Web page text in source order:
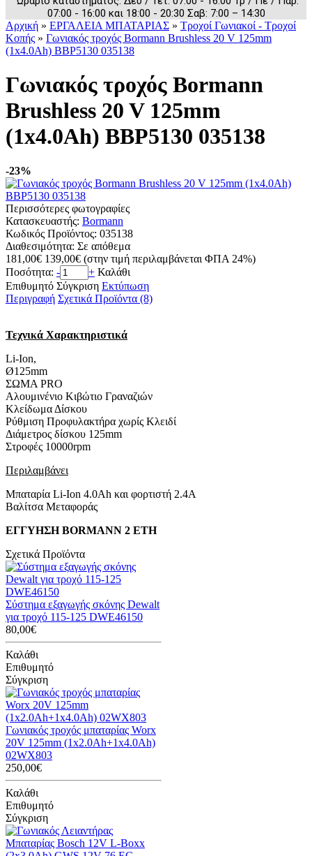
07:00 - 16:00 και 18:00 - 20:30 Σαβ: 7:00 – 14:30
Αρχική » ΕΡΓΑΛΕΙΑ ΜΠΑΤΑΡΙΑΣ » Τροχοί Γωνιακοί - Τροχοί
Κοπής » Γωνιακός τροχός Bormann Brushless 20 V 125mm
(1x4.0Ah) BBP5130 035138
Γωνιακός τροχός Bormann
Brushless 20 V 125mm
(1x4.0Ah) BBP5130 035138
-23%
Περισσότερες φωτογραφίες
Κατασκευαστής: Bormann
Κωδικός Προϊόντος: 035138
Διαθεσιμότητα: Σε απόθεμα
181,00€ 139,00€ (στην τιμή περιλαμβάνεται ΦΠΑ 24%)
Ποσότητα: - + Καλάθι
Επιθυμητό Σύγκριση Εκτύπωση
Περιγραφή Σχετικά Προϊόντα (8)
Τεχνικά Χαρακτηριστικά
Li-Ion,
Ø125mm
ΣΩΜΑ PRO
Αλουμινένιο Κιβώτιο Γραναζιών
Κλείδωμα Δίσκου
Ρύθμιση Προφυλακτήρα χωρίς Κλειδί
Διάμετρος δίσκου 125mm
Στροφές 10000rpm
Περιλαμβάνει
Μπαταρία Li-Ion 4.0Αh και φορτιστή 2.4Α
Βαλίτσα Μεταφοράς
ΕΓΓΥΗΣΗ BORMANN 2 ΕΤΗ
Σχετικά Προϊόντα
Σύστημα εξαγωγής σκόνης Dewalt
για τροχό 115-125 DWE46150
80,00€
Καλάθι
Επιθυμητό
Σύγκριση
Γωνιακός τροχός μπαταρίας Worx
20V 125mm (1x2.0Ah+1x4.0Ah)
02WX803
250,00€
Καλάθι
Επιθυμητό
Σύγκριση